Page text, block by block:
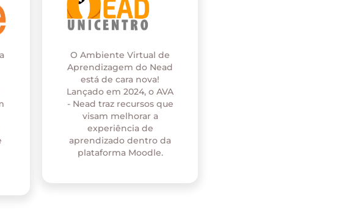
O Ambiente Virtual de
Aprendizagem do Nead
está de cara nova!
Lançado em 2024, o AVA
- Nead traz recursos que
visam melhorar a
experiência de
aprendizado dentro da
plataforma Moodle.